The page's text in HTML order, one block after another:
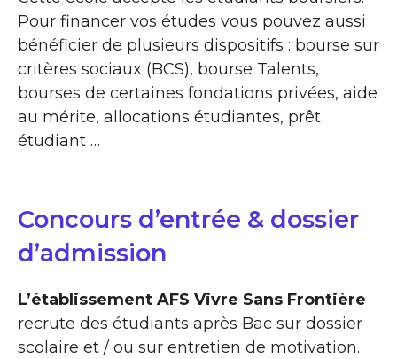
Pour financer vos études vous pouvez aussi
bénéficier de plusieurs dispositifs : bourse sur
critères sociaux (BCS), bourse Talents,
bourses de certaines fondations privées, aide
au mérite, allocations étudiantes, prêt
étudiant …
Concours d’entrée & dossier
d’admission
L’établissement AFS Vivre Sans Frontière
recrute des étudiants après Bac sur dossier
scolaire et / ou sur entretien de motivation.